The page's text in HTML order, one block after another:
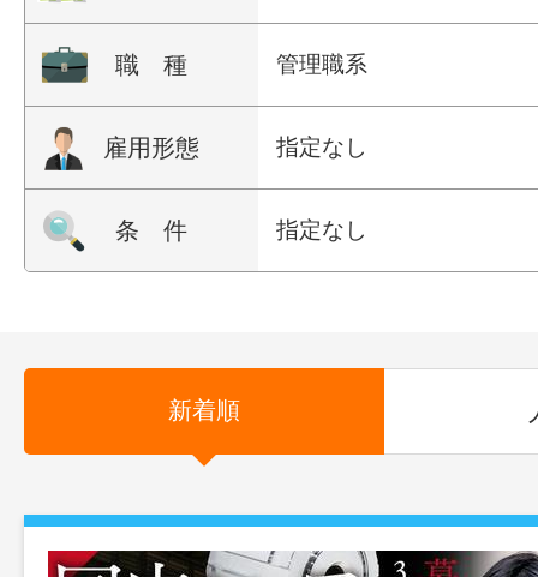
職 種 管理職系
雇用形態 指定なし
条 件 指定なし
新着順